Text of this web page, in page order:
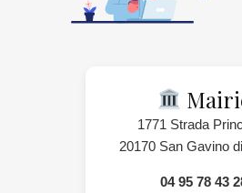
1771 Strada
20170 San Gavino
04 95 78 43